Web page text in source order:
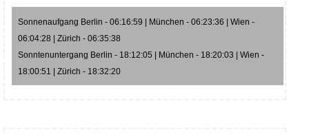
Sonnenaufgang Berlin - 06:16:59 | München - 06:23:36 | Wien -
06:04:28 | Zürich - 06:35:38
Sonntenuntergang Berlin - 18:12:05 | München - 18:20:03 | Wien -
18:00:51 | Zürich - 18:32:20